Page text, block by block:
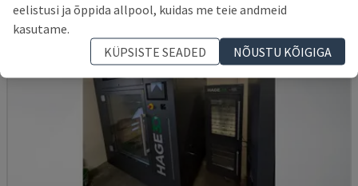
eelistusi ja õppida allpool, kuidas me teie andmeid
kasutame.
KÜPSISTE SEADED
NÕUSTU KÕIGIGA